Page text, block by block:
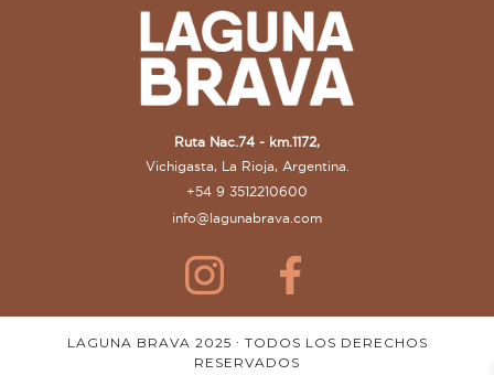
Ruta Nac.74 - km.1172,
Vichigasta, La Rioja, Argentina.
+54 9 3512210600
info@lagunabrava.com
LAGUNA BRAVA 2025 ∙ TODOS LOS DERECHOS
RESERVADOS